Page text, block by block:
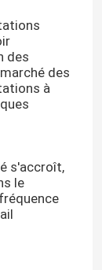
des
des
à
s'accroît,
le